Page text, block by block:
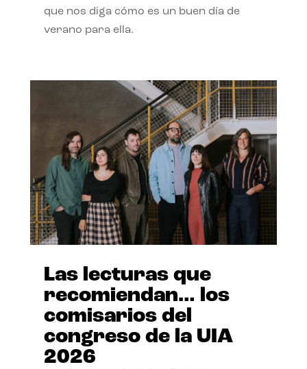
que nos diga cómo es un buen día de
verano para ella.
Las lecturas que
recomiendan… los
comisarios del
congreso de la UIA
2026